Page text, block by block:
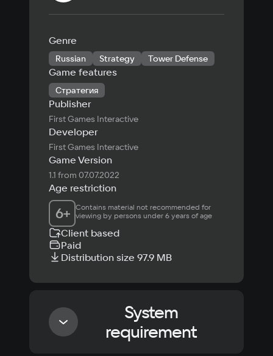
Genre
Russian Strategy Tower Defense
Game features
Стратегия
Publisher
First Games Interactive
Developer
First Games Interactive
Game Version
1.1 from 07.07.2022
Age restriction
6+ Contains material not recommended for
viewing by persons under 6 years of age
Client based
Paid
Distribution size 97.9 MB
System
requirement